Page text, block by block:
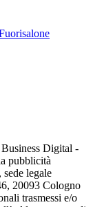
Digital -
pubblicità
legale
20093 Cologno
trasmessi e/o